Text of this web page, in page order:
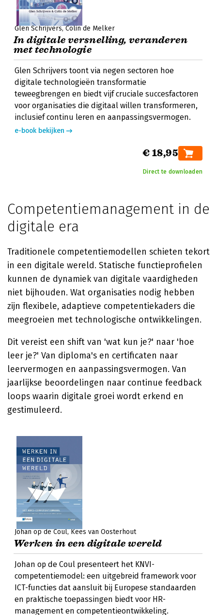
Glen Schrijvers Colin de Melker
In digitale versnelling, veranderen
met technologie
Glen Schrijvers toont via negen sectoren hoe
digitale technologieën transformatie
teweegbrengen en biedt vijf cruciale succesfactoren
voor organisaties die digitaal willen transformeren,
inclusief continu leren en aanpassingsvermogen.
e-book bekijken
€ 18,95
Direct te downloaden
Competentiemanagement in de
digitale era
Traditionele competentiemodellen schieten tekort
in een digitale wereld. Statische functieprofielen
kunnen de dynamiek van digitale vaardigheden
niet bijhouden. Wat organisaties nodig hebben
zijn flexibele, adaptieve competentiekaders die
meegroeien met technologische ontwikkelingen.
Dit vereist een shift van 'wat kun je?' naar 'hoe
leer je?' Van diploma's en certificaten naar
leervermogen en aanpassingsvermogen. Van
jaarlijkse beoordelingen naar continue feedback
loops waarin digitale groei wordt erkend en
gestimuleerd.
Johan op de Coul Kees van Oosterhout
Werken in een digitale wereld
Johan op de Coul presenteert het KNVI-
competentiemodel: een uitgebreid framework voor
ICT-functies dat aansluit bij Europese standaarden
en praktische toepassingen biedt voor HR-
management en competentieontwikkeling.